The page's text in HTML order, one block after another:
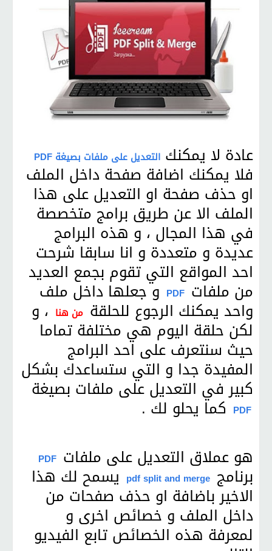
عادة لا يمكنك التعديل على ملفات بصيغة PDF
فلا يمكنك اضافة صفحة داخل الملف
او حذف صفحة او التعديل على هذا
الملف الا عن طريق برامج متخصصة
في هذا المجال ، و هذه البرامج
عديدة و متعددة و انا سابقا شرحت
احد المواقع التي تقوم بجمع العديد
من ملفات PDF و جعلها داخل ملف
واحد يمكنك الرجوع للحلقة من هنا ، و
لكن حلقة اليوم هي مختلفة تماما
حيث سنتعرف على احد البرامج
المفيدة جدا و التي ستساعدك بشكل
كبير في التعديل على ملفات بصيغة
PDF كما يحلو لك .
هو عملاق التعديل على ملفات PDF
برنامج pdf split and merge يسمح لك هذا
الاخير باضافة او حذف صفحات من
داخل الملف و خصائص اخرى و
لمعرفة هذه الخصائص تابع الفيديو